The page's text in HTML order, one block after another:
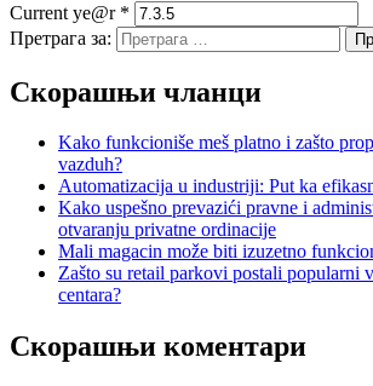
Current ye@r *
Претрага за:
Скорашњи чланци
Kako funkcioniše meš platno i zašto
vazduh?
Automatizacija u industriji: Put ka
Kako uspešno prevazići pravne i
otvaranju privatne ordinacije
Mali magacin može biti izuzetno
Zašto su retail parkovi postali popularni
centara?
Скорашњи коментари